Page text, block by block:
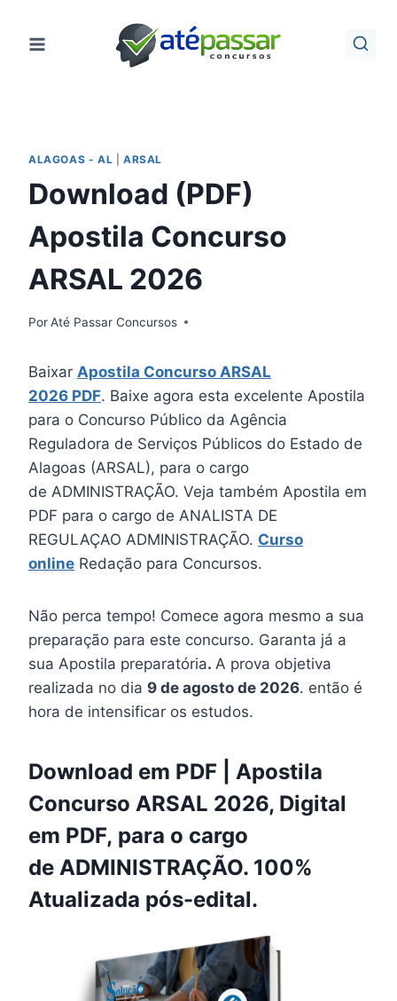
para
ALAGOAS - AL ARSAL
Download (PDF)
Apostila Concurso
ARSAL 2026
PorAté Passar Concursos
Baixar Apostila Concurso ARSAL
2026 PDF. Baixe agora esta excelente Apostila
para o Concurso Público da Agência
Reguladora de Serviços Públicos do Estado de
Alagoas (ARSAL), para o cargo
de ADMINISTRAÇÃO. Veja também Apostila em
PDF para o cargo de ANALISTA DE
REGULAÇAO ADMINISTRAÇÃO. Curso
online Redação para Concursos.
Não perca tempo! Comece agora mesmo a sua
preparação para este concurso. Garanta já a
sua Apostila preparatória. A prova objetiva
realizada no dia 9 de agosto de 2026. então é
hora de intensificar os estudos.
Download em PDF | Apostila
Concurso ARSAL 2026, Digital
em PDF, para o cargo
de ADMINISTRAÇÃO. 100%
Atualizada pós-edital.